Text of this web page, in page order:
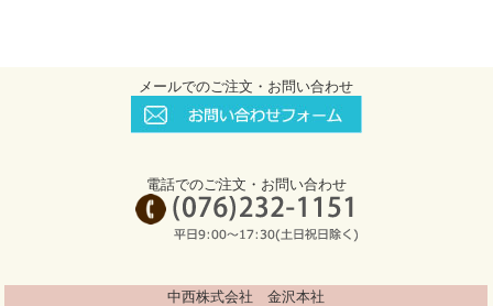
メールでのご注文・お問い合わせ
電話でのご注文・お問い合わせ
中西株式会社 金沢本社